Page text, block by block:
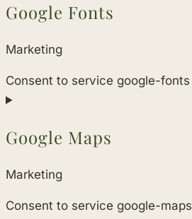
Google Fonts
Marketing
Consent to service google-fonts
Google Maps
Marketing
Consent to service google-maps